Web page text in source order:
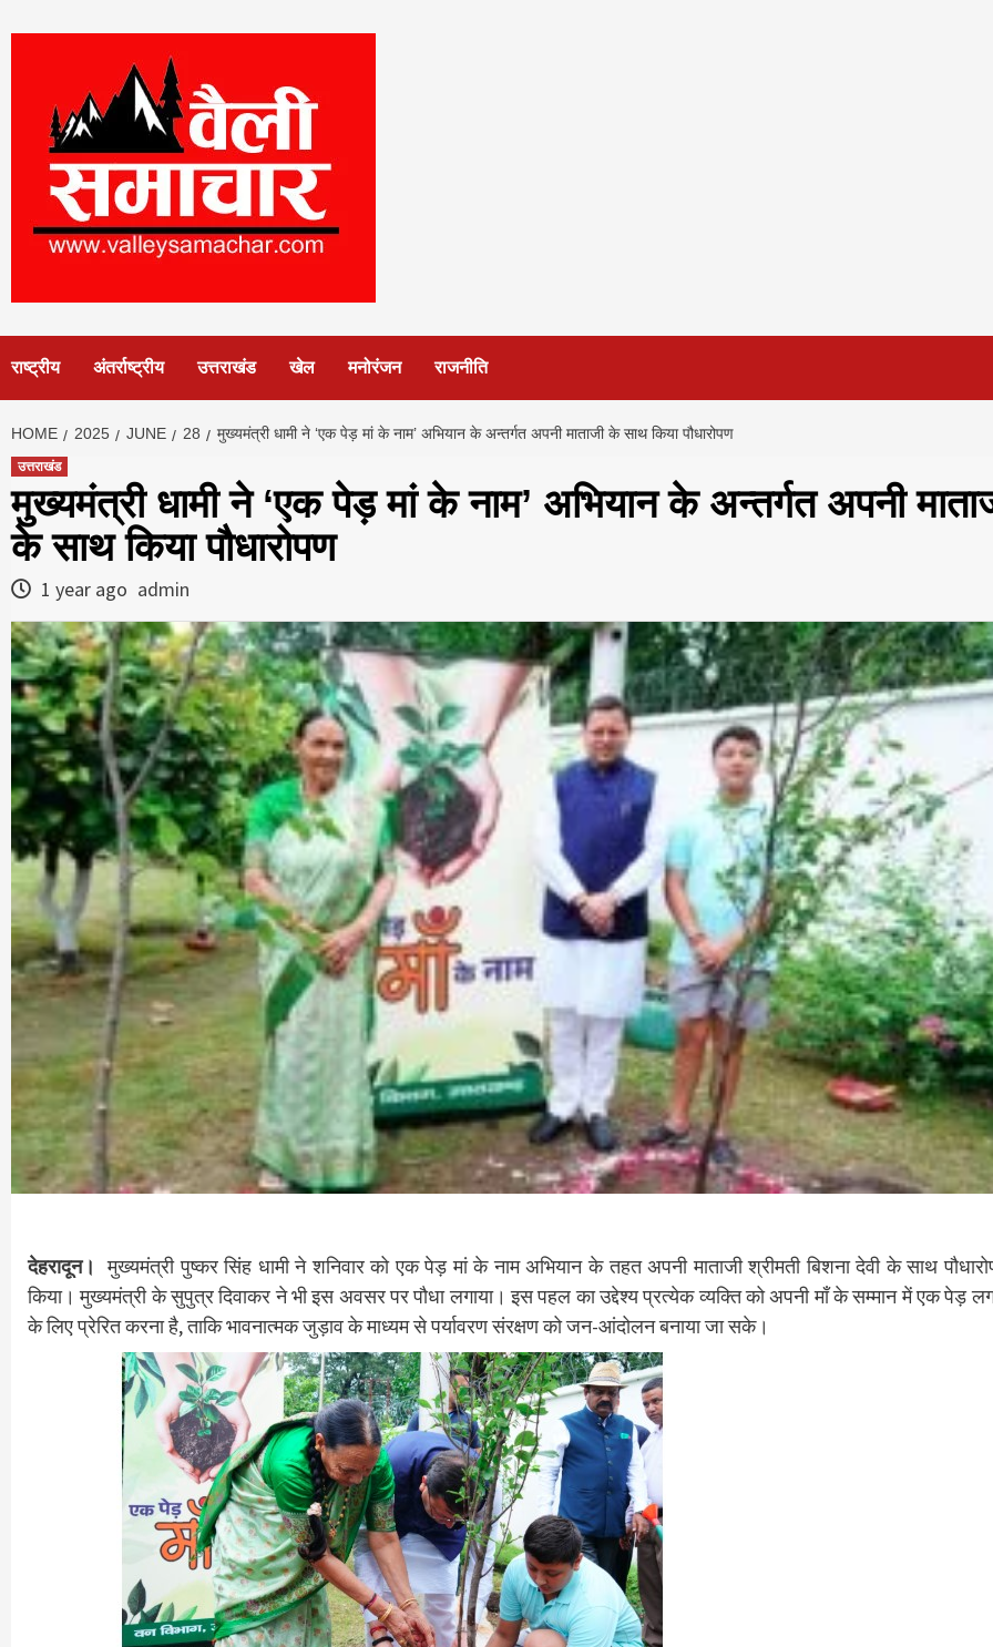
to
राष्ट्रीय अंतर्राष्ट्रीय उत्तराखंड खेल मनोरंजन राजनीति
HOME 2025 JUNE 28 मुख्यमंत्री धामी ने ‘एक पेड़ मां के नाम’ अभियान के अन्तर्गत अपनी माताजी के साथ किया पौधारोपण
उत्तराखंड
मुख्यमंत्री धामी ने ‘एक पेड़ मां के नाम’ अभियान के अन्तर्गत अपनी
के साथ किया पौधारोपण
1 year ago admin
देहरादून। मुख्यमंत्री पुष्कर सिंह धामी ने शनिवार को एक पेड़ मां के नाम अभियान के तहत अपनी माताजी श्रीमती बिशना देवी के साथ
किया। मुख्यमंत्री के सुपुत्र दिवाकर ने भी इस अवसर पर पौधा लगाया। इस पहल का उद्देश्य प्रत्येक व्यक्ति को अपनी माँ के सम्मान में एक पेड़
के लिए प्रेरित करना है, ताकि भावनात्मक जुड़ाव के माध्यम से पर्यावरण संरक्षण को जन-आंदोलन बनाया जा सके।